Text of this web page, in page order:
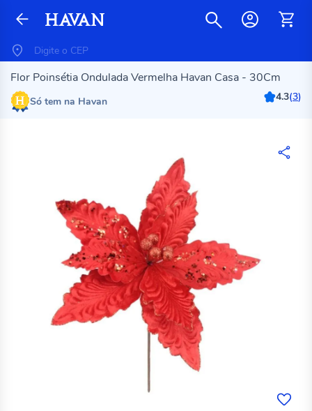
Flor Poinsétia Ondulada Vermelha Havan Casa - 30Cm
Só tem na Havan 4.3(3)